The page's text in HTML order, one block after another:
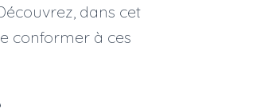
dans cet
conformer à ces